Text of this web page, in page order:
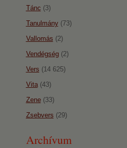
Tánc (3)
Tanulmány(73)
Vallomás (2)
Vendégség(2)
Vers (14 625)
Vita(43)
Zene(33)
Zsebvers (29)
Archívum